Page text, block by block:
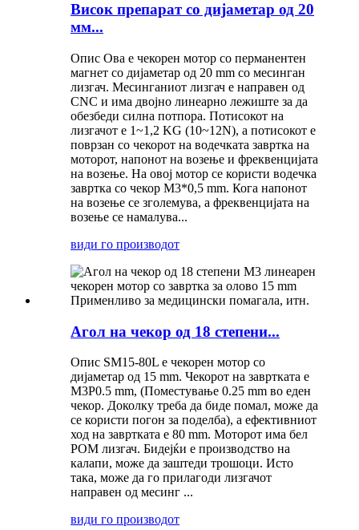
Висок препарат со дијаметар од 20
мм...
Опис Ова е чекорен мотор со перманентен
магнет со дијаметар од 20 mm со месинган
лизгач. Месинганиот лизгач е направен од
CNC и има двојно линеарно лежиште за да
обезбеди силна потпора. Потисокот на
лизгачот е 1~1,2 KG (10~12N), а потисокот е
поврзан со чекорот на водечката завртка на
моторот, напонот на возење и фреквенцијата
на возење. На овој мотор се користи водечка
завртка со чекор M3*0,5 mm. Кога напонот
на возење се зголемува, а фреквенцијата на
возење се намалува...
види го производот
Агол на чекор од 18 степени...
Опис SM15-80L е чекорен мотор со
дијаметар од 15 mm. Чекорот на завртката е
M3P0.5 mm, (Поместување 0.25 mm во еден
чекор. Доколку треба да биде помал, може да
се користи погон за поделба), а ефективниот
ход на завртката е 80 mm. Моторот има бел
POM лизгач. Бидејќи е производство на
калапи, може да заштеди трошоци. Исто
така, може да го прилагоди лизгачот
направен од месинг ...
види го производот